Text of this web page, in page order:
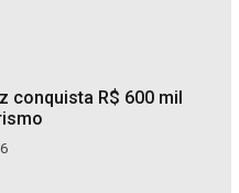
conquista R$ 600 mil